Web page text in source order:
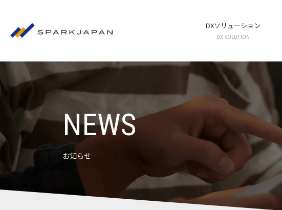
DXソリューション
DX SOLUTION
NEWS
お知らせ